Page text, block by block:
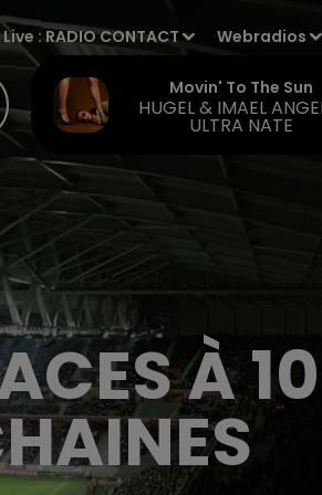
Live :RADIO CONTACT Webradios
Movin' To The Sun
HUGEL & IMAEL
ULTRA NATE
À 10